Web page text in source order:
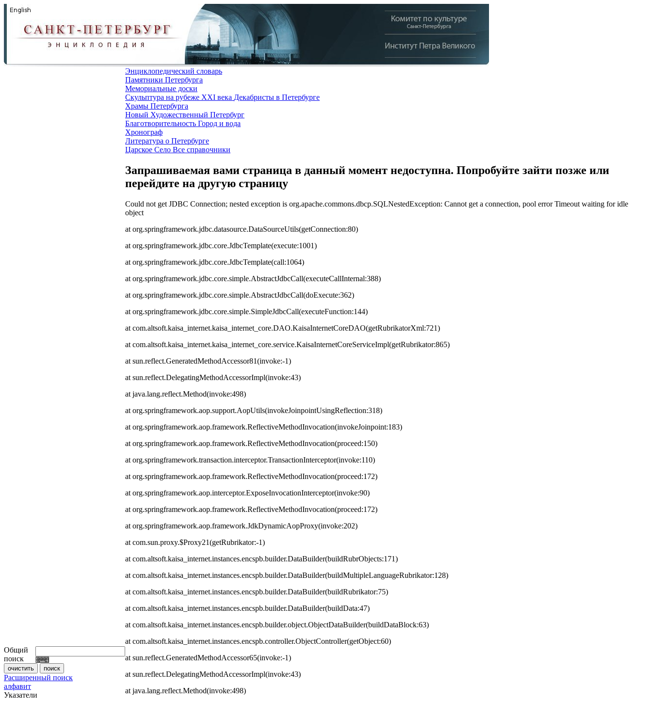
Общий
поиск
Расширенный поиск
алфавит
Указатели
Энциклопедический словарь
Памятники Петербурга
Мемориальные доски
Скульптура на рубеже XXI века Декабристы в Петербурге
Храмы Петербурга
Новый Художественный Петербург
Благотворительность Город и вода
Хронограф
Литература о Петербурге
Царское Село Все справочники
Запрашиваемая вами страница в данный момент недоступна. Попробуйте зайти позже или
перейдите на другую страницу
Could not get JDBC Connection; nested exception is org.apache.commons.dbcp.SQLNestedException: Cannot get a connection, pool error Timeout waiting for idle
object
at org.springframework.jdbc.datasource.DataSourceUtils(getConnection:80)
at org.springframework.jdbc.core.JdbcTemplate(execute:1001)
at org.springframework.jdbc.core.JdbcTemplate(call:1064)
at org.springframework.jdbc.core.simple.AbstractJdbcCall(executeCallInternal:388)
at org.springframework.jdbc.core.simple.AbstractJdbcCall(doExecute:362)
at org.springframework.jdbc.core.simple.SimpleJdbcCall(executeFunction:144)
at com.altsoft.kaisa_internet.kaisa_internet_core.DAO.KaisaInternetCoreDAO(getRubrikatorXml:721)
at com.altsoft.kaisa_internet.kaisa_internet_core.service.KaisaInternetCoreServiceImpl(getRubrikator:865)
at sun.reflect.GeneratedMethodAccessor81(invoke:-1)
at sun.reflect.DelegatingMethodAccessorImpl(invoke:43)
at java.lang.reflect.Method(invoke:498)
at org.springframework.aop.support.AopUtils(invokeJoinpointUsingReflection:318)
at org.springframework.aop.framework.ReflectiveMethodInvocation(invokeJoinpoint:183)
at org.springframework.aop.framework.ReflectiveMethodInvocation(proceed:150)
at org.springframework.transaction.interceptor.TransactionInterceptor(invoke:110)
at org.springframework.aop.framework.ReflectiveMethodInvocation(proceed:172)
at org.springframework.aop.interceptor.ExposeInvocationInterceptor(invoke:90)
at org.springframework.aop.framework.ReflectiveMethodInvocation(proceed:172)
at org.springframework.aop.framework.JdkDynamicAopProxy(invoke:202)
at com.sun.proxy.$Proxy21(getRubrikator:-1)
at com.altsoft.kaisa_internet.instances.encspb.builder.DataBuilder(buildRubrObjects:171)
at com.altsoft.kaisa_internet.instances.encspb.builder.DataBuilder(buildMultipleLanguageRubrikator:128)
at com.altsoft.kaisa_internet.instances.encspb.builder.DataBuilder(buildRubrikator:75)
at com.altsoft.kaisa_internet.instances.encspb.builder.DataBuilder(buildData:47)
at com.altsoft.kaisa_internet.instances.encspb.builder.object.ObjectDataBuilder(buildDataBlock:63)
at com.altsoft.kaisa_internet.instances.encspb.controller.ObjectController(getObject:60)
at sun.reflect.GeneratedMethodAccessor65(invoke:-1)
at sun.reflect.DelegatingMethodAccessorImpl(invoke:43)
at java.lang.reflect.Method(invoke:498)